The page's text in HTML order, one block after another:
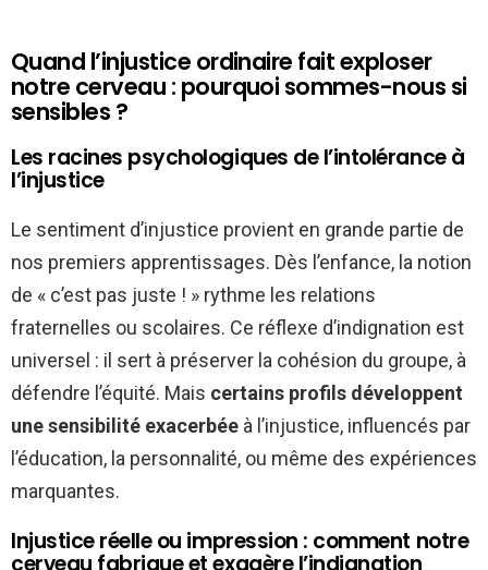
Quand l’injustice ordinaire fait exploser
notre cerveau : pourquoi sommes-nous si
sensibles ?
Les racines psychologiques de l’intolérance à
l’injustice
Le sentiment d’injustice provient en grande partie de
nos premiers apprentissages. Dès l’enfance, la notion
de « c’est pas juste ! » rythme les relations
fraternelles ou scolaires. Ce réflexe d’indignation est
universel : il sert à préserver la cohésion du groupe, à
défendre l’équité. Mais certains profils développent
une sensibilité exacerbée à l’injustice, influencés par
l’éducation, la personnalité, ou même des expériences
marquantes.
Injustice réelle ou impression : comment notre
cerveau fabrique et exagère l’indignation